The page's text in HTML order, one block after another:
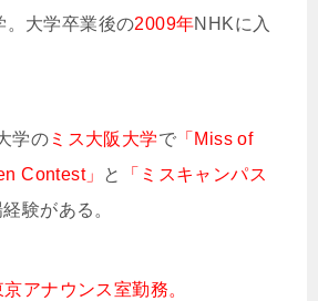
。大学卒業後の2009年NHKに入
学の ミス大阪大学で 「Miss of
Contest」 と
「ミスキャンパス
験がある。
アナウンス室勤務。